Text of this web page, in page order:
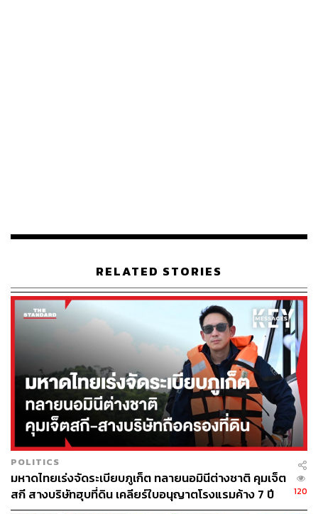
Why here?
RELATED STORIES
POLITICS
มหาดไทยเร่งจัดระเบียบภูเก็ต ทลายนอมินีต่างชาติ คุมเจ็ต
สกี สางบริษัทฮุบที่ดิน เคลียร์ใบอนุญาตโรงแรมค้าง 7 ปี
120